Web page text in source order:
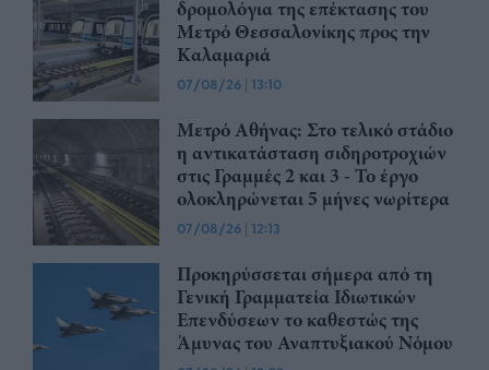
δρομολόγια της επέκτασης του
Μετρό Θεσσαλονίκης προς την
Καλαμαριά
07/08/26 | 13:10
Μετρό Αθήνας: Στο τελικό στάδιο
η αντικατάσταση σιδηροτροχιών
στις Γραμμές 2 και 3 - Το έργο
ολοκληρώνεται 5 μήνες νωρίτερα
07/08/26 | 12:13
Προκηρύσσεται σήμερα από τη
Γενική Γραμματεία Ιδιωτικών
Επενδύσεων το καθεστώς της
Άμυνας του Αναπτυξιακού Νόμου